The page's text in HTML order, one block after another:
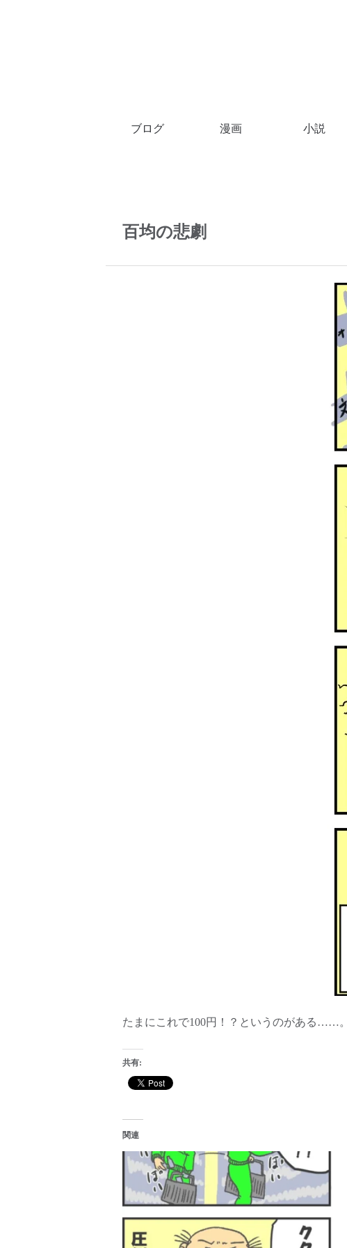
ブログ 漫画 小説
百均の悲劇
たまにこれで100円！？というのがある……。
共有:
関連